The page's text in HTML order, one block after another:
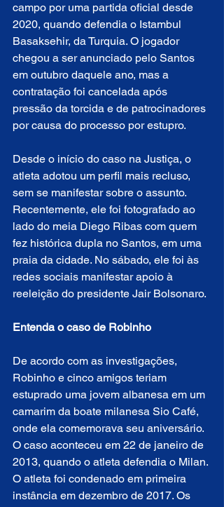
campo por uma partida oficial desde
2020, quando defendia o Istambul
Basaksehir, da Turquia. O jogador
chegou a ser anunciado pelo Santos
em outubro daquele ano, mas a
contratação foi cancelada após
pressão da torcida e de patrocinadores
por causa do processo por estupro.
Desde o início do caso na Justiça, o
atleta adotou um perfil mais recluso,
sem se manifestar sobre o assunto.
Recentemente, ele foi fotografado ao
lado do meia Diego Ribas com quem
fez histórica dupla no Santos, em uma
praia da cidade. No sábado, ele foi às
redes sociais manifestar apoio à
reeleição do presidente Jair Bolsonaro.
Entenda o caso de Robinho
De acordo com as investigações,
Robinho e cinco amigos teriam
estuprado uma jovem albanesa em um
camarim da boate milanesa Sio Café,
onde ela comemorava seu aniversário.
O caso aconteceu em 22 de janeiro de
2013, quando o atleta defendia o Milan.
O atleta foi condenado em primeira
instância em dezembro de 2017. Os